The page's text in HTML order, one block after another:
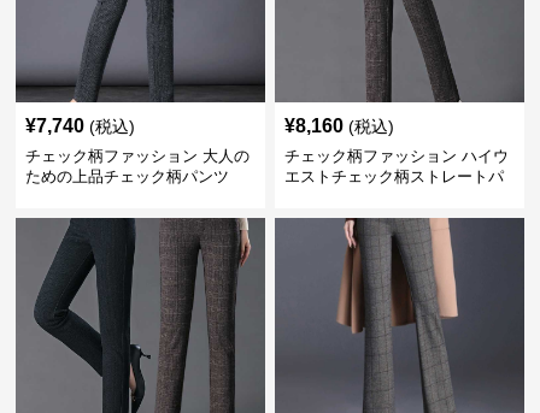
¥7,740 (税込)
チェック柄ファッション 大人の
ための上品チェック柄パンツ
¥8,160 (税込)
チェック柄ファッション ハイウ
エストチェック柄ストレートパ